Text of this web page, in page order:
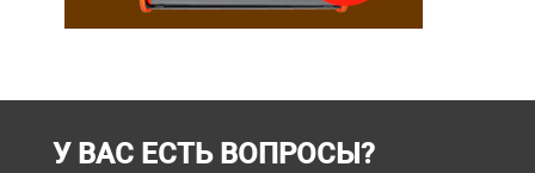
У ВАС ЕСТЬ ВОПРОСЫ?